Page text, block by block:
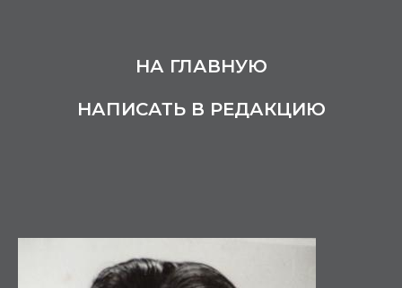
НА ГЛАВНУЮ
НАПИСАТЬ В РЕДАКЦИЮ